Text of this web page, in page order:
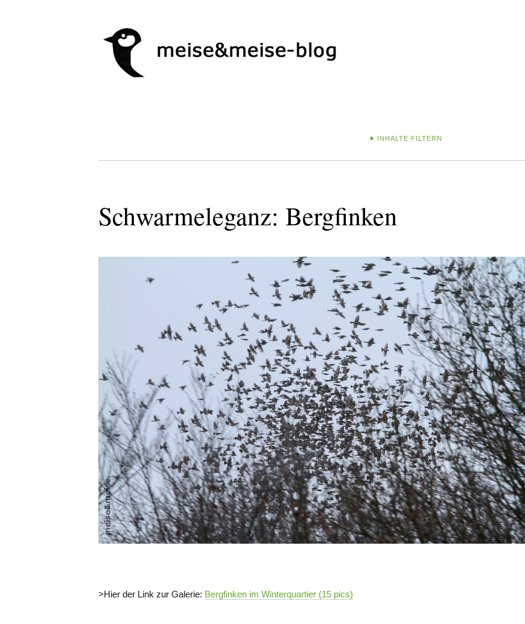
INHALTE FILTERN
Schwarmeleganz: Bergfinken
>Hier der Link zur Galerie: Bergfinken im Winterquartier (15 pics)